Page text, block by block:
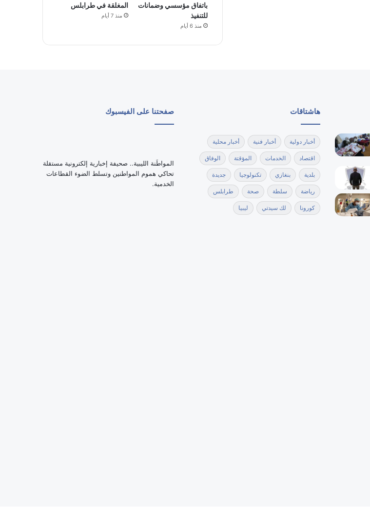
باتفاق مؤسسي وضمانات
للتنفيذ
منذ 6 أيام
المغلقة في طرابلس
منذ 7 أيام
هاشتاقات
أخبار دولية أخبار فنية أخبار محلية
اقتصاد الخدمات المؤقتة الوفاق
بلدية بنغازي تكنولوجيا جديدة
رياضة سلطة صحة طرابلس
كورونا لك سيدتي ليبيا
صفحتنا على الفيسبوك
‏المواطَنة الليبية.. صحيفة إخبارية إلكترونية مستقلة
تحاكي هموم المواطنين وتسلط الضوء القطاعات
الخدمية.